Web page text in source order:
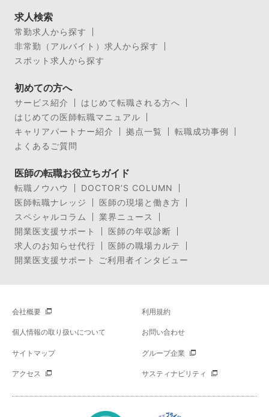
求人検索
常勤求人から探す
非常勤（アルバイト）求人から探す
スポット求人から探す
初めての方へ
サービス紹介
はじめて転職される方へ
はじめての医師転職マニュアル
キャリアパートナー紹介
拠点一覧
転職成功事例
よくあるご質問
医師の転職お役立ちガイド
転職ノウハウ
DOCTOR’S COLUMN
医師転職ナレッジ
医師の現場と働き方
スペシャルコラム
業界ニュース
開業医支援サポート
医師の年収診断
求人のお知らせ代行
医師の職場カルテ
開業医支援サポート ご利用者インタビュー
会社概要 利用規約
個人情報の取り扱いについて お問い合わせ
サイトマップ グループ企業
アクセス サスティナビリティ